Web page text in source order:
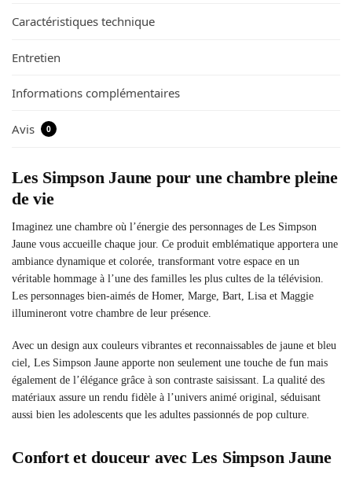
Caractéristiques technique
Entretien
Informations complémentaires
Avis 0
Les Simpson Jaune pour une chambre pleine
de vie
Imaginez une chambre où l’énergie des personnages de Les Simpson
Jaune vous accueille chaque jour. Ce produit emblématique apportera une
ambiance dynamique et colorée, transformant votre espace en un
véritable hommage à l’une des familles les plus cultes de la télévision.
Les personnages bien-aimés de Homer, Marge, Bart, Lisa et Maggie
illumineront votre chambre de leur présence.
Avec un design aux couleurs vibrantes et reconnaissables de jaune et bleu
ciel, Les Simpson Jaune apporte non seulement une touche de fun mais
également de l’élégance grâce à son contraste saisissant. La qualité des
matériaux assure un rendu fidèle à l’univers animé original, séduisant
aussi bien les adolescents que les adultes passionnés de pop culture.
Confort et douceur avec Les Simpson Jaune